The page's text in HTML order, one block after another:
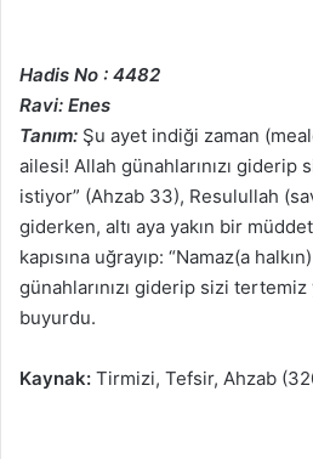
Hadis No : 4482
Ravi: Enes
Tanım: Şu ayet indiği zaman
ailesi! Allah günahlarınızı giderip
istiyor” (Ahzab 33), Resulullah
giderken, altı aya yakın bir
kapısına uğrayıp: “Namaz(a
günahlarınızı giderip sizi
buyurdu.
Kaynak: Tirmizi, Tefsir, Ahzab